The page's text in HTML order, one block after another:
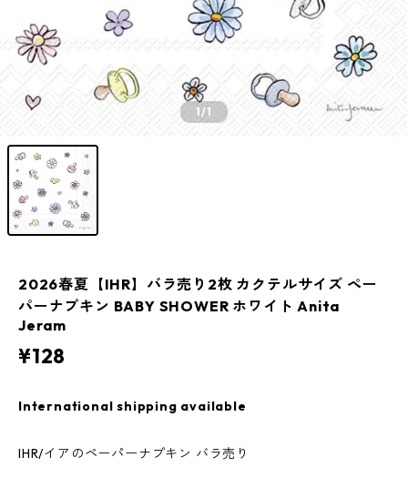
1/1
2026春夏【IHR】バラ売り2枚 カクテルサイズ ペー
パーナプキン BABY SHOWER ホワイト Anita
Jeram
¥128
International shipping available
IHR/イアのペーパーナプキン バラ売り